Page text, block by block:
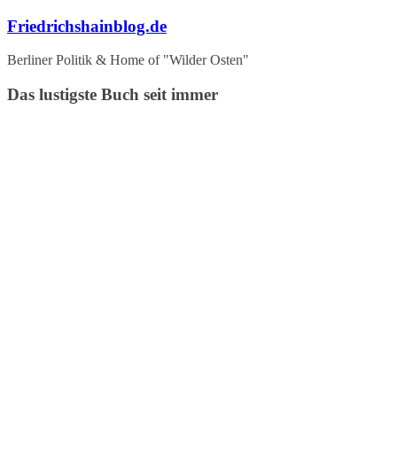
Zum
springen
Friedrichshainblog.de
Berliner Politik & Home of "Wilder Osten"
Das lustigste Buch seit immer